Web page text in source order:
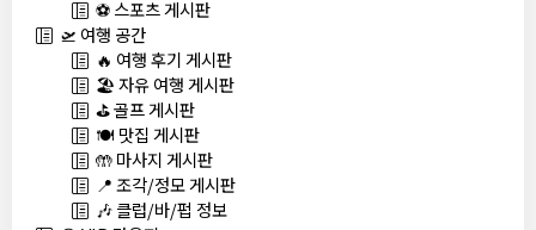
⚽ 스포츠 게시판
🛫 여행 공간
🔥 여행 후기 게시판
🏖️ 자유 여행 게시판
⛳ 골프 게시판
🍽️ 맛집 게시판
🤲 마사지 게시판
📍 조각/정모 게시판
🎶 클럽/바/펍 정보